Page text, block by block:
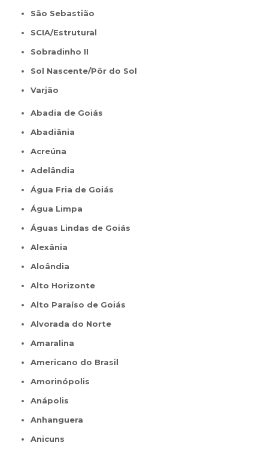
São Sebastião
SCIA/Estrutural
Sobradinho II
Sol Nascente/Pôr do Sol
Varjão
Abadia de Goiás
Abadiânia
Acreúna
Adelândia
Água Fria de Goiás
Água Limpa
Águas Lindas de Goiás
Alexânia
Aloândia
Alto Horizonte
Alto Paraíso de Goiás
Alvorada do Norte
Amaralina
Americano do Brasil
Amorinópolis
Anápolis
Anhanguera
Anicuns